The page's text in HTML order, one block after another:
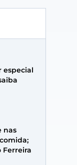
especial
nas
Ferreira